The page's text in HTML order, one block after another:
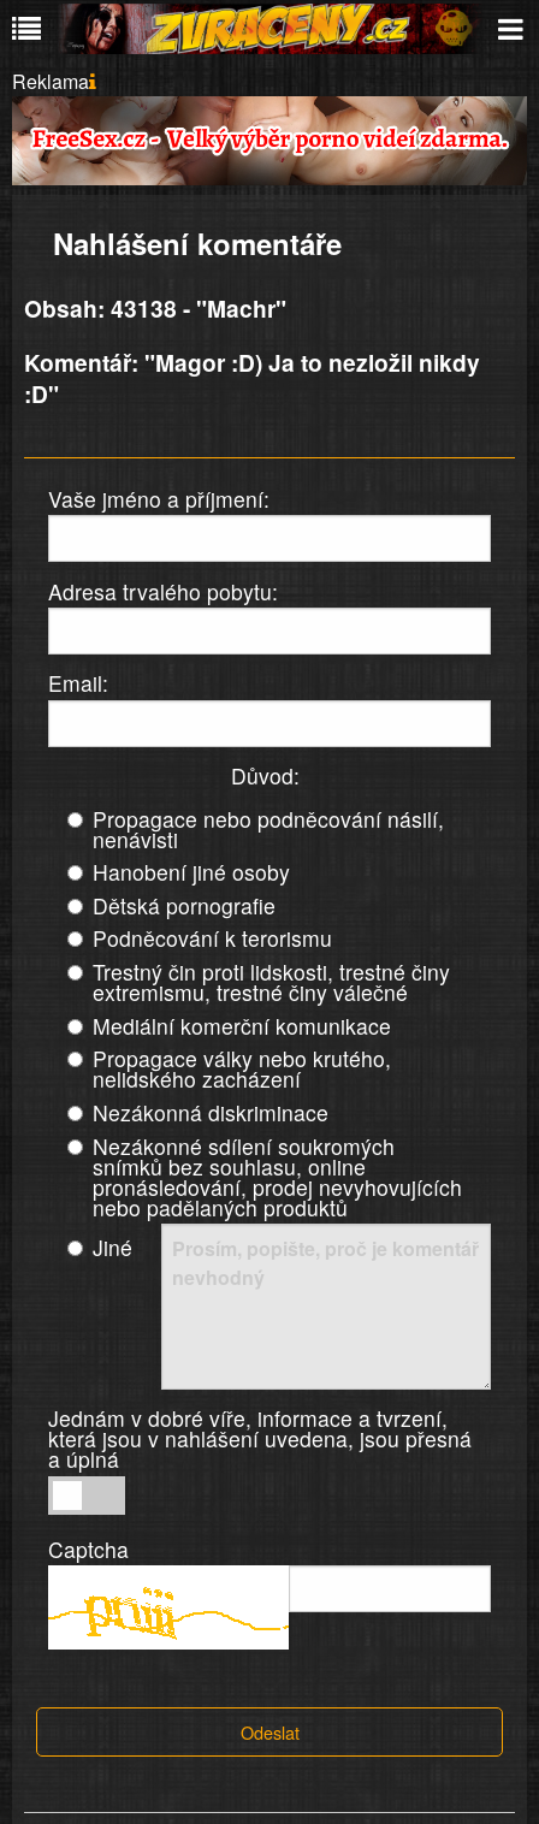
Reklama
Nahlášení komentáře
Obsah: 43138 - "Machr"
Komentář: "Magor :D) Ja to nezložil nikdy
:D"
Vaše jméno a příjmení:
Adresa trvalého pobytu:
Email:
Důvod:
Propagace nebo podněcování násilí,
nenávisti
Hanobení jiné osoby
Dětská pornografie
Podněcování k terorismu
Trestný čin proti lidskosti, trestné činy
extremismu, trestné činy válečné
Mediální komerční komunikace
Propagace války nebo krutého,
nelidského zacházení
Nezákonná diskriminace
Nezákonné sdílení soukromých
snímků bez souhlasu, online
pronásledování, prodej nevyhovujících
nebo padělaných produktů
Jiné
Jednám v dobré víře, informace a tvrzení,
která jsou v nahlášení uvedena, jsou přesná
a úplná
v
dobré
informace
v
Captcha
Odeslat